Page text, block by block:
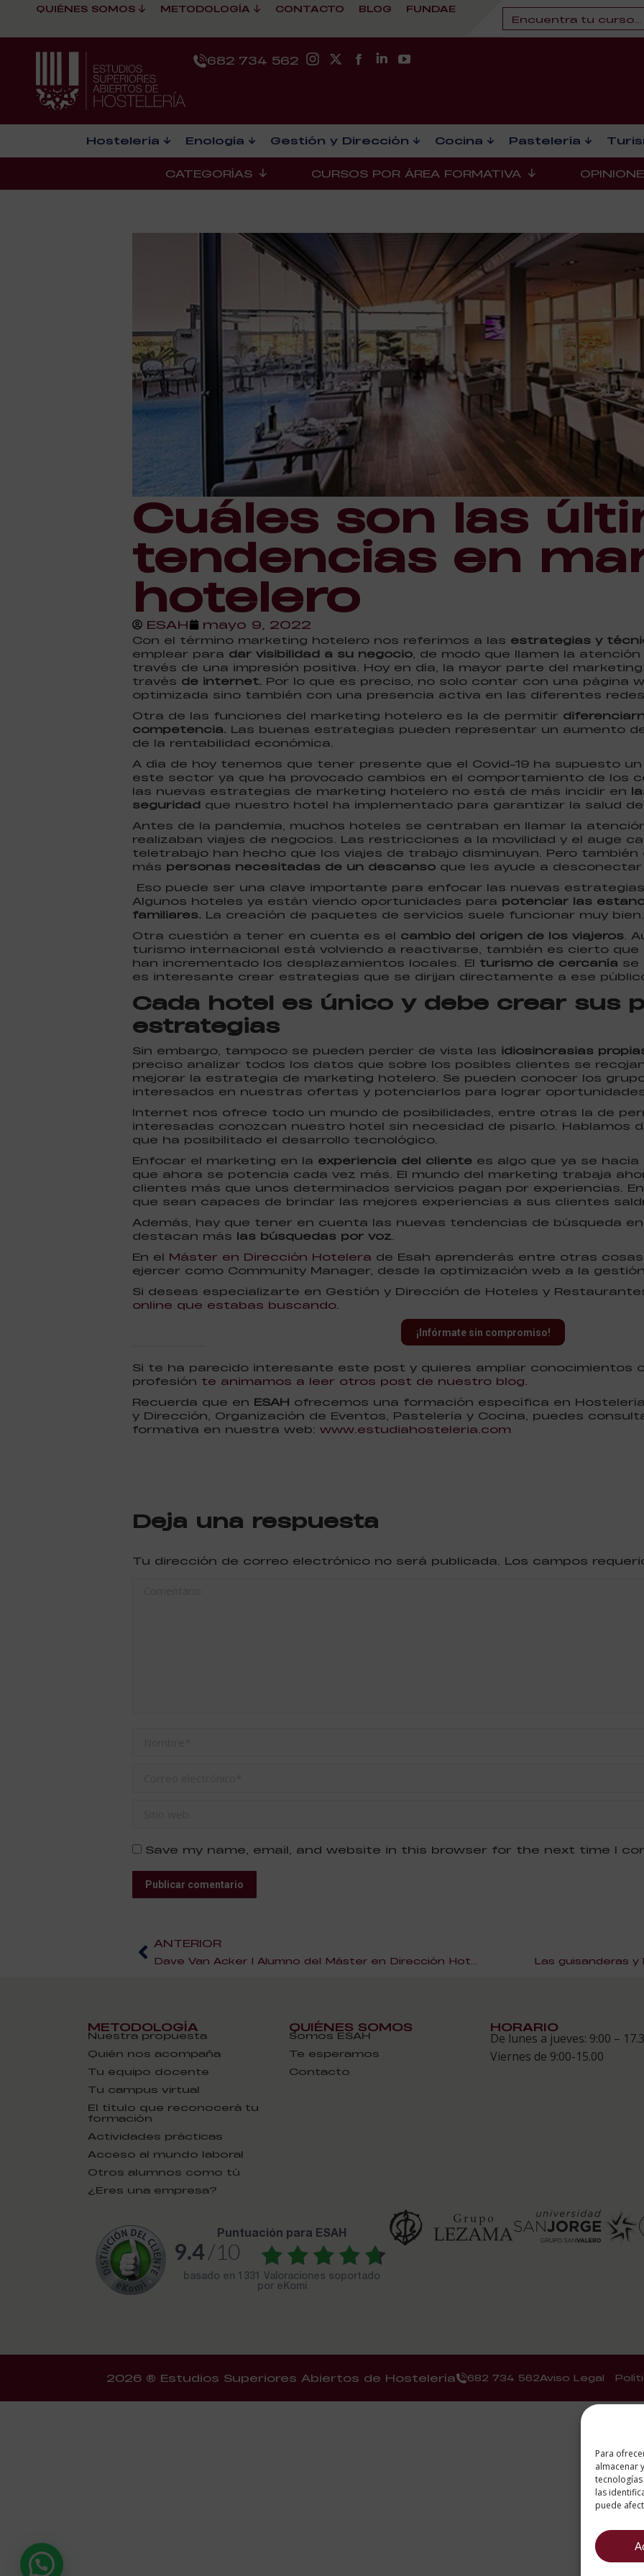
Para
almacenar
las
puede
QUIÉNES SOMOS METODOLOGÍA CONTACTO BLOG FUNDAE
682 734 562
Hostelería Enología Gestión y Dirección Cocina Pastelería
CATEGORÍAS CURSOS POR ÁREA FORMATIVA
Cuáles son las
tendencias en
hotelero
ESAH mayo 9, 2022
Con el término marketing hotelero nos referimos a las estrategias y
emplear para dar visibilidad a su negocio, de modo que llamen la
través de una impresión positiva. Hoy en día, la mayor parte del
través de internet. Por lo que es preciso, no solo contar con una página
optimizada sino también con una presencia activa en las diferentes
Otra de las funciones del marketing hotelero es la de permitir
competencia. Las buenas estrategias pueden representar un aumento
de la rentabilidad económica.
A día de hoy tenemos que tener presente que el Covid-19 ha supuesto
este sector ya que ha provocado cambios en el comportamiento de los
las nuevas estrategias de marketing hotelero no está de más incidir en
seguridad que nuestro hotel ha implementado para garantizar la salud
Antes de la pandemia, muchos hoteles se centraban en llamar la
realizaban viajes de negocios. Las restricciones a la movilidad y el auge
teletrabajo han hecho que los viajes de trabajo disminuyan. Pero
más personas necesitadas de un descanso que les ayude a
Eso puede ser una clave importante para enfocar las nuevas
Algunos hoteles ya están viendo oportunidades para potenciar las
familiares. La creación de paquetes de servicios suele funcionar muy bien.
Otra cuestión a tener en cuenta es el cambio del origen de los viajeros.
turismo internacional está volviendo a reactivarse, también es cierto que
han incrementado los desplazamientos locales. El turismo de cercanía se
es interesante crear estrategias que se dirijan directamente a ese
Cada hotel es único y debe crear sus
estrategias
Sin embargo, tampoco se pueden perder de vista las idiosincrasias
preciso analizar todos los datos que sobre los posibles clientes se
mejorar la estrategia de marketing hotelero. Se pueden conocer los
interesados en nuestras ofertas y potenciarlos para lograr
Internet nos ofrece todo un mundo de posibilidades, entre otras la de
interesadas conozcan nuestro hotel sin necesidad de pisarlo. Hablamos
que ha posibilitado el desarrollo tecnológico.
Enfocar el marketing en la experiencia del cliente es algo que ya se
que ahora se potencia cada vez más. El mundo del marketing trabaja
clientes más que unos determinados servicios pagan por experiencias.
que sean capaces de brindar las mejores experiencias a sus clientes
Además, hay que tener en cuenta las nuevas tendencias de búsqueda
destacan más las búsquedas por voz.
En el Máster en Dirección Hotelera de Esah aprenderás entre otras
ejercer como Community Manager, desde la optimización web a la
Si deseas especializarte en Gestión y Dirección de Hoteles y
online que estabas buscando.
¡Infórmate sin compromiso!
Si te ha parecido interesante este post y quieres ampliar conocimientos
profesión te animamos a leer otros post de nuestro blog.
Recuerda que en ESAH ofrecemos una formación específica en
y Dirección, Organización de Eventos, Pastelería y Cocina, puedes
formativa en nuestra web: www.estudiahosteleria.com
Deja una respuesta
Tu dirección de correo electrónico no será publicada. Los campos
Save my name, email, and website in this browser for the next time I
Publicar comentario
ANTERIOR
Las guisanderas
METODOLOGÍA
Nuestra propuesta
Quién nos acompaña
Tu equipo docente
Tu campus virtual
El título que reconocerá tu
formación
Actividades prácticas
Acceso al mundo laboral
Otros alumnos como tú
¿Eres una empresa?
QUIÉNES SOMOS
Somos ESAH
Te esperamos
Contacto
HORARIO
De lunes a jueves: 9:00 –
Viernes de 9:00-15.00
puntuación para ESAH
9.4/10
basado en 1331 Valoraciones soportado
por eKomi
2026 ® Estudios Superiores Abiertos de Hostelería 682 734 562Aviso Legal